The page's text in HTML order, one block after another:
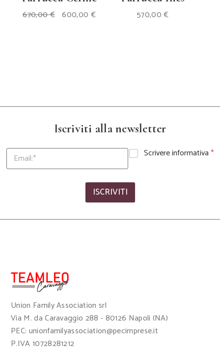
670,00€ Il
prezzo
600,00 €Il
prezzo 570,00€
Scrivere informativa *
ISCRIVITI
Iscriviti alla newsletter
Union Family Association srl
Via M. da Caravaggio 288 - 80126 Napoli (NA)
PEC: unionfamilyassociation@pecimprese.it
P.IVA 10728281212